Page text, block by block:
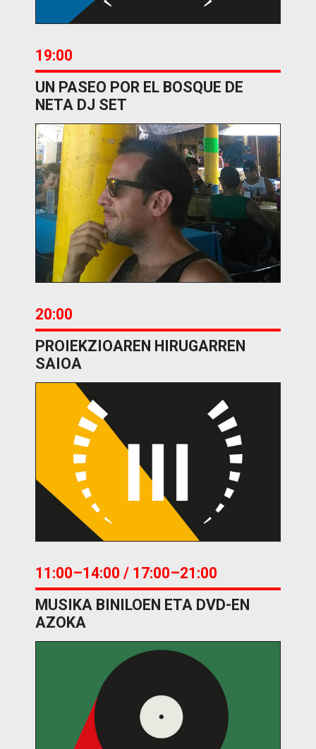
19:00
UN PASEO POR EL BOSQUE DE
NETA DJ SET
20:00
PROIEKZIOAREN HIRUGARREN
SAIOA
11:00–14:00 / 17:00–21:00
MUSIKA BINILOEN ETA DVD-EN
AZOKA